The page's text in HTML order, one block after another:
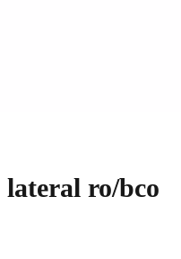
ro/bco